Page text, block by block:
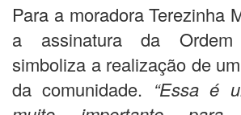
Para a moradora Terezinha
a assinatura da
simboliza a realização de
da comunidade. “Essa é